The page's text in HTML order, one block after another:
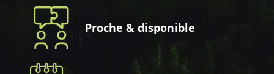
Proche & disponible